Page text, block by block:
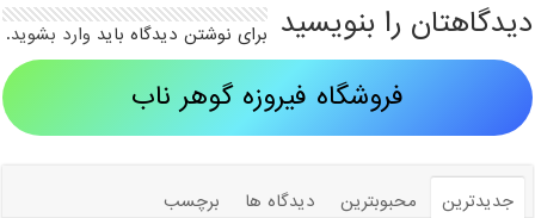
دیدگاهتان را بنویسید برای نوشتن دیدگاه باید وارد بشوید.
فروشگاه فیروزه گوهر ناب
جدیدترین محبوبترین دیدگاه ها
برچسب